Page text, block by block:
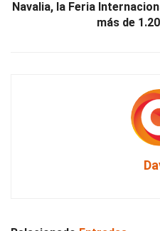
Navalia, la Feria
más de